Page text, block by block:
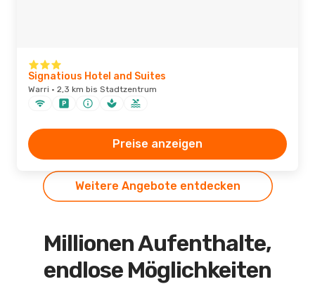
Signatious Hotel and Suites
Warri · 2,3 km bis Stadtzentrum
Preise anzeigen
Weitere Angebote entdecken
Millionen Aufenthalte,
endlose Möglichkeiten